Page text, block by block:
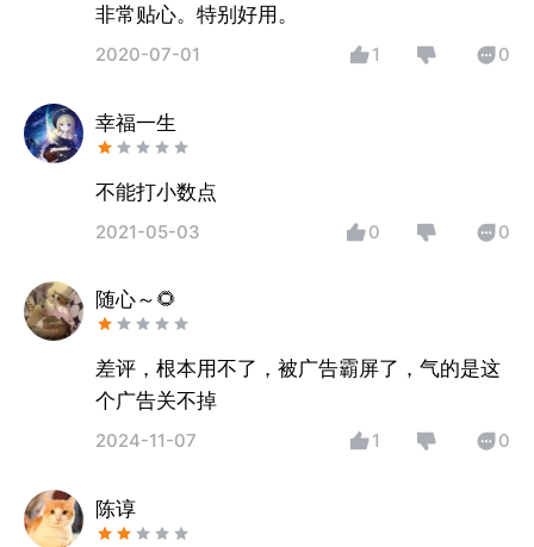
非常贴心。特别好用。
2020-07-01 1 0
幸福一生
不能打小数点
2021-05-03 0 0
随心～🌻
差评，根本用不了，被广告霸屏了，气的是这
个广告关不掉
2024-11-07 1 0
陈谆